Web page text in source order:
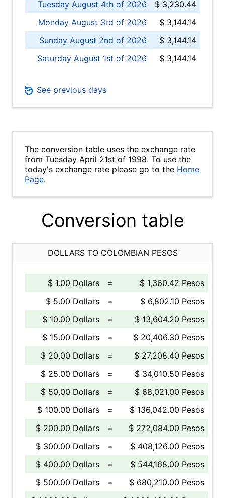
Tuesday August 4th of 2026
$ 3,230.44
Monday August 3rd of 2026
$ 3,144.14
Sunday August 2nd of 2026
$ 3,144.14
Saturday August 1st of 2026
$ 3,144.14
See previous days
The conversion table uses the exchange rate
from Tuesday April 21st of 1998. To use the
today's exchange rate please go to the Home
Page.
Conversion table
DOLLARS TO COLOMBIAN PESOS
$ 1.00 Dollars =
$ 1,360.42 Pesos
$ 5.00 Dollars
=
$ 6,802.10 Pesos
$ 10.00 Dollars
=
$ 13,604.20 Pesos
$ 15.00 Dollars
=
$ 20,406.30 Pesos
$ 20.00 Dollars
=
$ 27,208.40 Pesos
$ 25.00 Dollars
=
$ 34,010.50 Pesos
$ 50.00 Dollars
=
$ 68,021.00 Pesos
$ 100.00 Dollars
=
$ 136,042.00 Pesos
$ 200.00 Dollars
=
$ 272,084.00 Pesos
$ 300.00 Dollars
=
$ 408,126.00 Pesos
$ 400.00 Dollars
=
$ 544,168.00 Pesos
$ 500.00 Dollars
=
$ 680,210.00 Pesos